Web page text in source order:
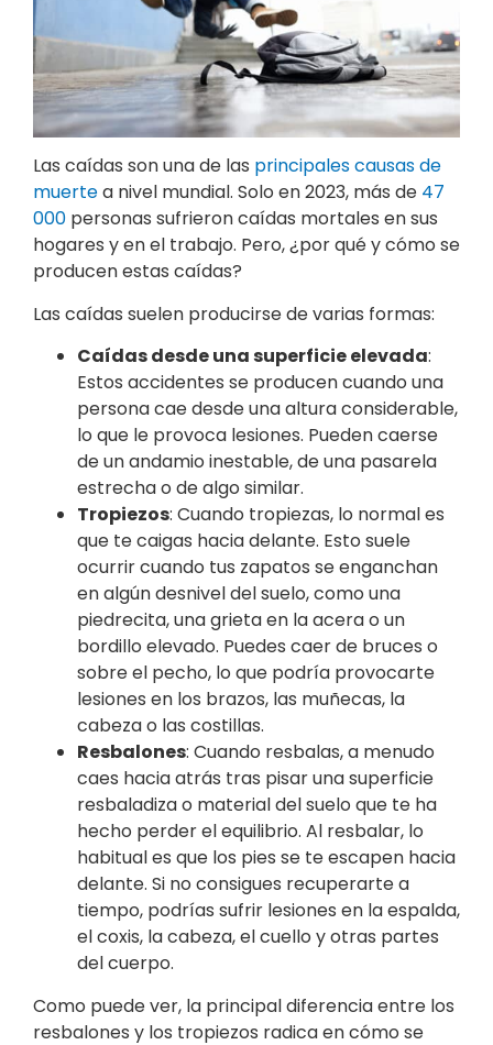
Las caídas son una de las principales causas de
muertea nivel mundial. Solo en 2023, más de 47
000 personas sufrieron caídas mortales en sus
hogares y en el trabajo. Pero, ¿por qué y cómo se
producen estas caídas?
Las caídas suelen producirse de varias formas:
Caídas desde una superficie elevada:
Estos accidentes se producen cuando una
persona cae desde una altura considerable,
lo que le provoca lesiones. Pueden caerse
de un andamio inestable, de una pasarela
estrecha o de algo similar.
Tropiezos: Cuando tropiezas, lo normal es
que te caigas hacia delante. Esto suele
ocurrir cuando tus zapatos se enganchan
en algún desnivel del suelo, como una
piedrecita, una grieta en la acera o un
bordillo elevado. Puedes caer de bruces o
sobre el pecho, lo que podría provocarte
lesiones en los brazos, las muñecas, la
cabeza o las costillas.
Resbalones: Cuando resbalas, a menudo
caes hacia atrás tras pisar una superficie
resbaladiza o material del suelo que te ha
hecho perder el equilibrio. Al resbalar, lo
habitual es que los pies se te escapen hacia
delante. Si no consigues recuperarte a
tiempo, podrías sufrir lesiones en la espalda,
el coxis, la cabeza, el cuello y otras partes
del cuerpo.
Como puede ver, la principal diferencia entre los
resbalones y los tropiezos radica en cómo se